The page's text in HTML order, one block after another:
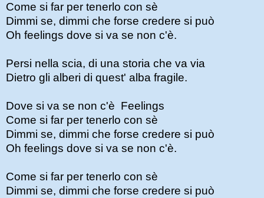
Come si far per tenerlo con sè
Dimmi se, dimmi che forse credere si può
Oh feelings dove si va se non c'è.
Persi nella scia, di una storia che va via
Dietro gli alberi di quest' alba fragile.
Dove si va se non c'è Feelings
Come si far per tenerlo con sè
Dimmi se, dimmi che forse credere si può
Oh feelings dove si va se non c'è.
Come si far per tenerlo con sè
Dimmi se, dimmi che forse credere si può